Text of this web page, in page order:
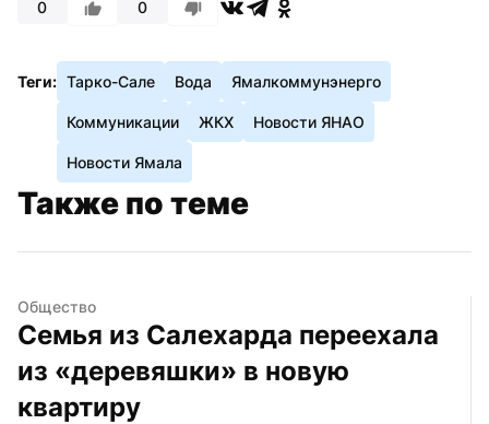
0 0
Теги: Тарко-Сале Вода Ямалкоммунэнерго
Коммуникации ЖКХ Новости ЯНАО
Новости Ямала
Также по теме
Общество
Семья из Салехарда переехала
из «деревяшки» в новую
квартиру